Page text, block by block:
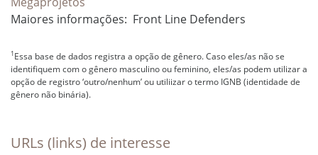
Maiores informações: Front Line Defenders
1Essa base de dados registra a opção de gênero. Caso eles/as não se
identifiquem com o gênero masculino ou feminino, eles/as podem utilizar a
opção de registro ‘outro/nenhum’ ou utiliizar o termo IGNB (identidade de
gênero não binária).
URLs (links) de interesse